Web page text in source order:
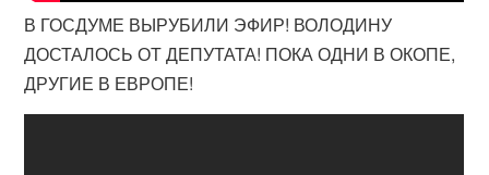
В ГОСДУМЕ ВЫРУБИЛИ ЭФИР! ВОЛОДИНУ
ДОСТАЛОСЬ ОТ ДЕПУТАТА! ПОКА ОДНИ В ОКОПЕ,
ДРУГИЕ В ЕВРОПЕ!